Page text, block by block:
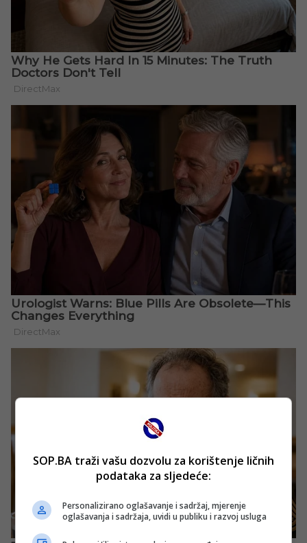
SOP.BA traži vašu dozvolu za korištenje ličnih
podataka za sljedeće:
Personalizirano oglašavanje i sadržaj, mjerenje
oglašavanja i sadržaja, uvidi u publiku i razvoj usluga